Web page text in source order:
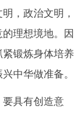
，政治文明，
理想境地。因
锻炼身体培养
中华做准备。
具有创造意